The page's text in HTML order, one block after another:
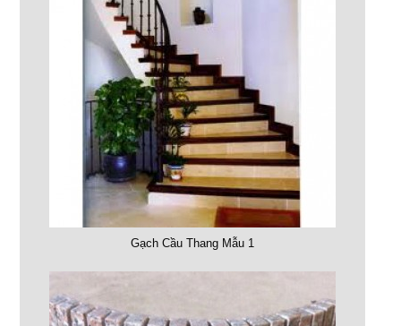
Gạch Cầu Thang Mẫu 1